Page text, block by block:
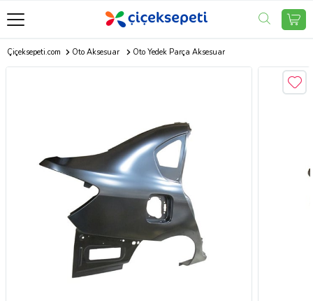
Çiçeksepeti.com Oto Aksesuar Oto Yedek Parça Aksesuar